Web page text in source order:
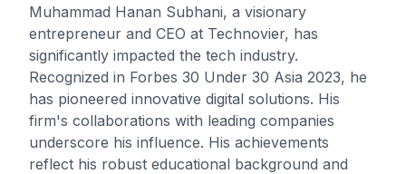
Muhammad Hanan Subhani, a visionary
entrepreneur and CEO at Technovier, has
significantly impacted the tech industry.
Recognized in Forbes 30 Under 30 Asia 2023, he
has pioneered innovative digital solutions. His
firm's collaborations with leading companies
underscore his influence. His achievements
reflect his robust educational background and